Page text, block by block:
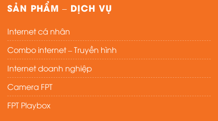
SẢN PHẨM – DỊCH VỤ
Internet cá nhân
Combo internet – Truyền hình
Internet doanh nghiệp
Camera FPT
FPT Playbox